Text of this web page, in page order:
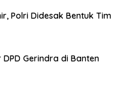
Polri Didesak Bentuk Tim
Gerindra di Banten